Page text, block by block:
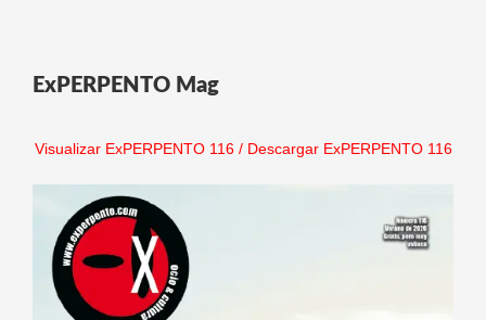
ExPERPENTO Mag
Visualizar ExPERPENTO 116/ Descargar ExPERPENTO 116